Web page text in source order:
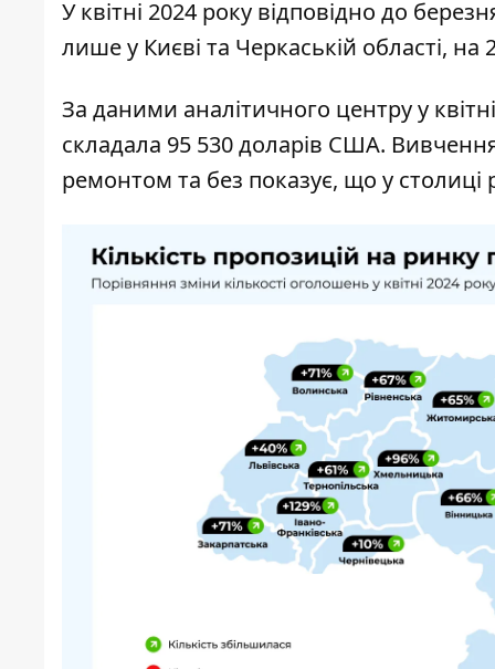
У квітні 2024 року відповідно до
лише у Києві та Черкаській області, на
За даними аналітичного центру у
складала 95 530 доларів США.
ремонтом та без показує, що у столиці